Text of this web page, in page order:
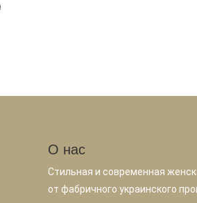
О нас
Стильная и современная
от фабричного украинского